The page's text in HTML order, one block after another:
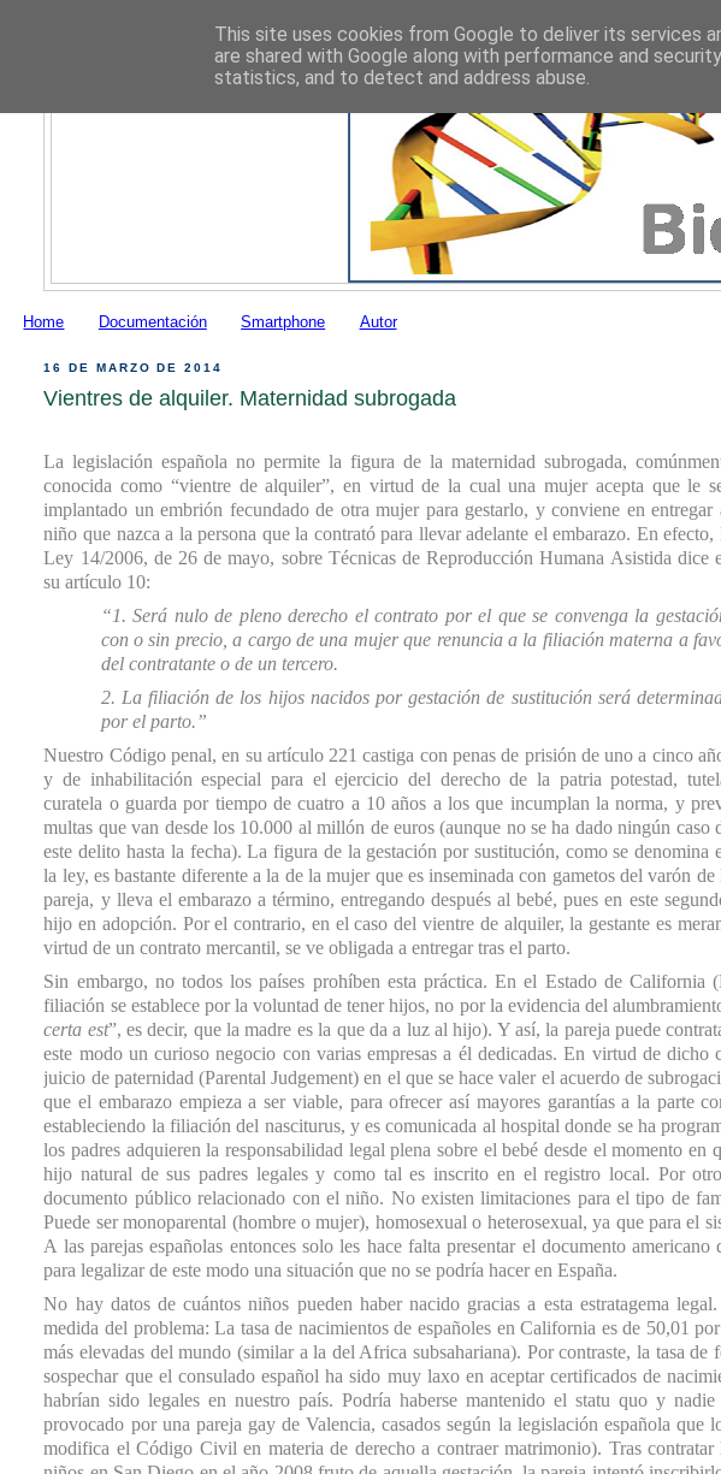
Home Documentación Smartphone Autor
16 DE MARZO DE 2014
Vientres de alquiler. Maternidad subrogada
La legislación española no permite la figura de la maternidad subrogada,
conocida como “vientre de alquiler”, en virtud de la cual una mujer acepta que le
implantado un embrión fecundado de otra mujer para gestarlo, y conviene en entregar
niño que nazca a la persona que la contrató para llevar adelante el embarazo. En efecto,
Ley 14/2006, de 26 de mayo, sobre Técnicas de Reproducción Humana Asistida dice
su artículo 10:
“1. Será nulo de pleno derecho el contrato por el que se convenga la
con o sin precio, a cargo de una mujer que renuncia a la filiación materna a
del contratante o de un tercero.
2. La filiación de los hijos nacidos por gestación de sustitución será
por el parto.”
Nuestro Código penal, en su artículo 221 castiga con penas de prisión de uno a cinco
y de inhabilitación especial para el ejercicio del derecho de la patria potestad,
curatela o guarda por tiempo de cuatro a 10 años a los que incumplan la norma, y
multas que van desde los 10.000 al millón de euros (aunque no se ha dado ningún caso
este delito hasta la fecha). La figura de la gestación por sustitución, como se denomina
la ley, es bastante diferente a la de la mujer que es inseminada con gametos del varón de
pareja, y lleva el embarazo a término, entregando después al bebé, pues en este
hijo en adopción. Por el contrario, en el caso del vientre de alquiler, la gestante es
virtud de un contrato mercantil, se ve obligada a entregar tras el parto.
Sin embargo, no todos los países prohíben esta práctica. En el Estado de California
filiación se establece por la voluntad de tener hijos, no por la evidencia del
certa est”, es decir, que la madre es la que da a luz al hijo). Y así, la pareja puede
este modo un curioso negocio con varias empresas a él dedicadas. En virtud de dicho
juicio de paternidad (Parental Judgement) en el que se hace valer el acuerdo de
que el embarazo empieza a ser viable, para ofrecer así mayores garantías a la parte
estableciendo la filiación del nasciturus, y es comunicada al hospital donde se ha
los padres adquieren la responsabilidad legal plena sobre el bebé desde el momento
hijo natural de sus padres legales y como tal es inscrito en el registro local. Por
documento público relacionado con el niño. No existen limitaciones para el tipo de
Puede ser monoparental (hombre o mujer), homosexual o heterosexual, ya que para el
A las parejas españolas entonces solo les hace falta presentar el documento
para legalizar de este modo una situación que no se podría hacer en España.
No hay datos de cuántos niños pueden haber nacido gracias a esta estratagema
medida del problema: La tasa de nacimientos de españoles en California es de 50,01
más elevadas del mundo (similar a la del Africa subsahariana). Por contraste, la tasa
sospechar que el consulado español ha sido muy laxo en aceptar certificados de
habrían sido legales en nuestro país. Podría haberse mantenido el statu quo y
provocado por una pareja gay de Valencia, casados según la legislación española que
modifica el Código Civil en materia de derecho a contraer matrimonio). Tras
This site uses cookies from Google to deliver its services
are shared with Google along with performance and
statistics, and to detect and address abuse.